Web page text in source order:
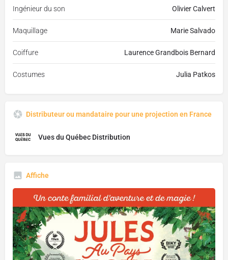
Ingénieur du son Olivier Calvert
Maquillage Marie Salvado
Coiffure Laurence Grandbois Bernard
Costumes Julia Patkos
Distributeur ou mandataire pour une projection en France
Vues du Québec Distribution
Affiche